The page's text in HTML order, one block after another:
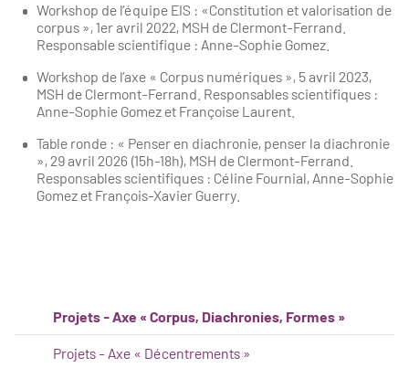
Workshop de l’équipe EIS : «Constitution et valorisation de
corpus », 1er avril 2022, MSH de Clermont-Ferrand.
Responsable scientifique : Anne-Sophie Gomez.
Workshop de l’axe « Corpus numériques », 5 avril 2023,
MSH de Clermont-Ferrand. Responsables scientifiques :
Anne-Sophie Gomez et Françoise Laurent.
Table ronde : « Penser en diachronie, penser la diachronie
», 29 avril 2026 (15h-18h), MSH de Clermont-Ferrand.
Responsables scientifiques : Céline Fournial, Anne-Sophie
Gomez et François-Xavier Guerry.
Projets - Axe « Corpus, Diachronies, Formes »
Projets - Axe « Décentrements »